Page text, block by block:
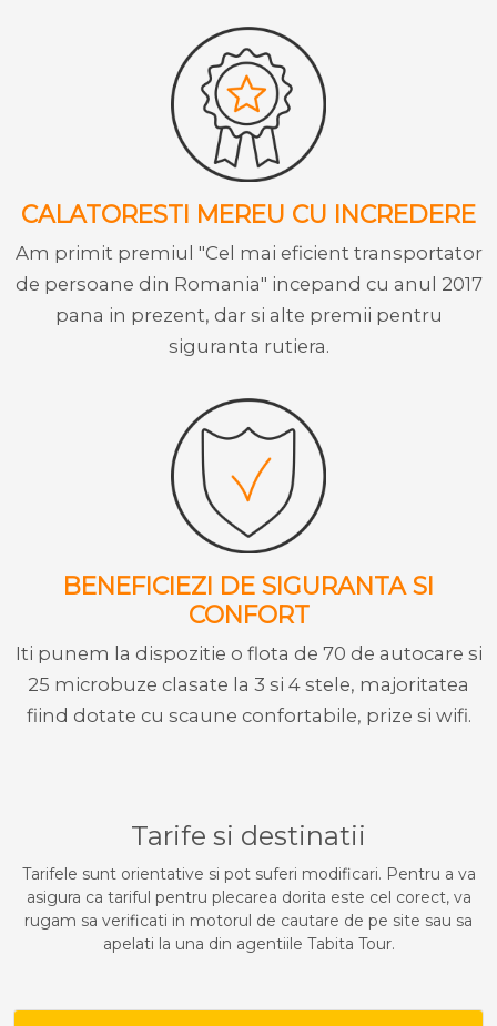
CALATORESTI MEREU CU INCREDERE
Am primit premiul "Cel mai eficient transportator
de persoane din Romania" incepand cu anul 2017
pana in prezent, dar si alte premii pentru
siguranta rutiera.
BENEFICIEZI DE SIGURANTA SI
CONFORT
Iti punem la dispozitie o flota de 70 de autocare si
25 microbuze clasate la 3 si 4 stele, majoritatea
fiind dotate cu scaune confortabile, prize si wifi.
Tarife si destinatii
Tarifele sunt orientative si pot suferi modificari. Pentru a va
asigura ca tariful pentru plecarea dorita este cel corect, va
rugam sa verificati in motorul de cautare de pe site sau sa
apelati la una din agentiile Tabita Tour.